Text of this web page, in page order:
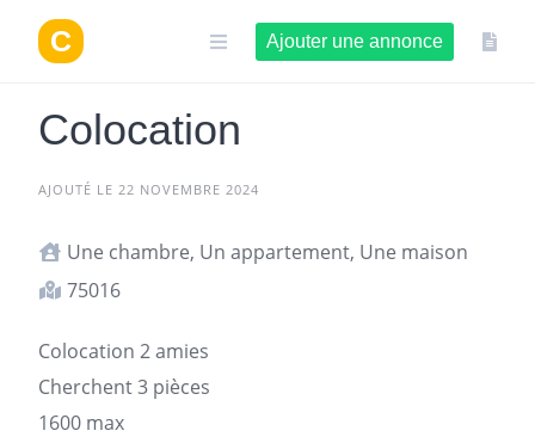
contenu
Ajouter une annonce
Colocation
AJOUTÉ LE 22 NOVEMBRE 2024
Une chambre, Un appartement, Une maison
75016
Colocation 2 amies
Cherchent 3 pièces
1600 max